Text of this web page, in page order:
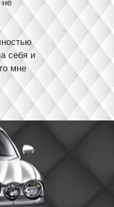
себя и
мне